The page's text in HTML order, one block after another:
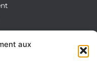
aux